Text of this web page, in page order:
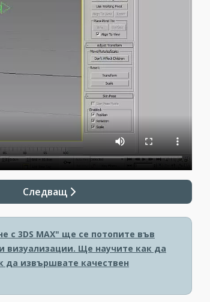
Следващ
с 3DS MAX" ще се потопите във
визуализации. Ще научите как да
да извършвате качествен